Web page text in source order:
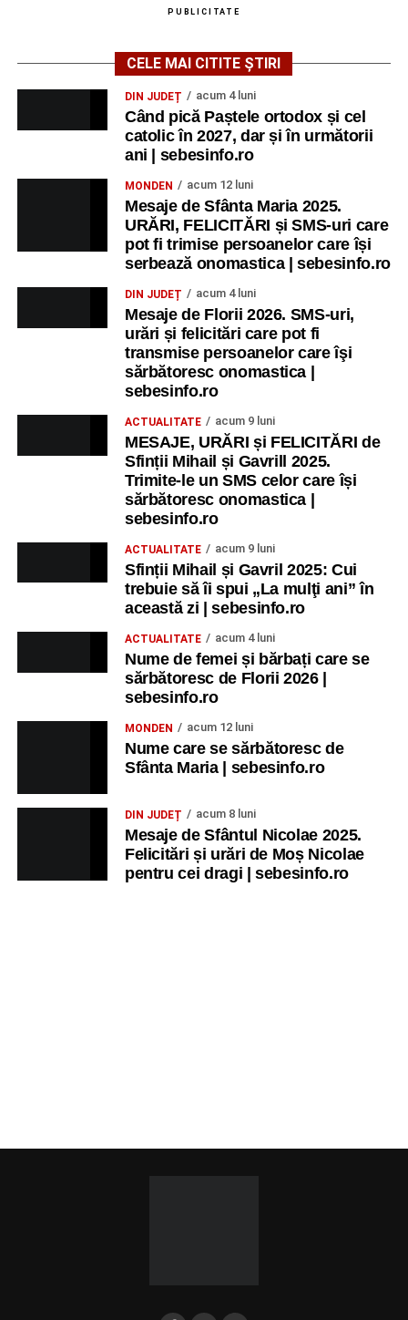
PUBLICITATE
CELE MAI CITITE ȘTIRI
DIN JUDEȚ acum 4 luni
Când pică Paștele ortodox și cel
catolic în 2027, dar și în următorii
ani | sebesinfo.ro
MONDEN acum 12 luni
Mesaje de Sfânta Maria 2025.
URĂRI, FELICITĂRI și SMS-uri care
pot fi trimise persoanelor care își
serbează onomastica | sebesinfo.ro
DIN JUDEȚ acum 4 luni
Mesaje de Florii 2026. SMS-uri,
urări și felicitări care pot fi
transmise persoanelor care îşi
sărbătoresc onomastica |
sebesinfo.ro
ACTUALITATE acum 9 luni
MESAJE, URĂRI și FELICITĂRI de
Sfinții Mihail și Gavrill 2025.
Trimite-le un SMS celor care își
sărbătoresc onomastica |
sebesinfo.ro
ACTUALITATE acum 9 luni
Sfinții Mihail și Gavril 2025: Cui
trebuie să îi spui „La mulţi ani” în
această zi | sebesinfo.ro
ACTUALITATE acum 4 luni
Nume de femei și bărbați care se
sărbătoresc de Florii 2026 |
sebesinfo.ro
MONDEN acum 12 luni
Nume care se sărbătoresc de
Sfânta Maria | sebesinfo.ro
DIN JUDEȚ acum 8 luni
Mesaje de Sfântul Nicolae 2025.
Felicitări și urări de Moș Nicolae
pentru cei dragi | sebesinfo.ro